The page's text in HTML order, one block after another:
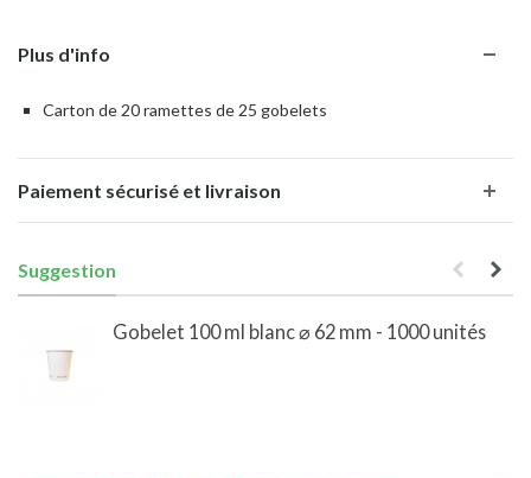
Plus d'info
Carton de 20 ramettes de 25 gobelets
Paiement sécurisé et livraison
Suggestion
Gobelet 100 ml blanc ⌀ 62 mm - 1000 unités